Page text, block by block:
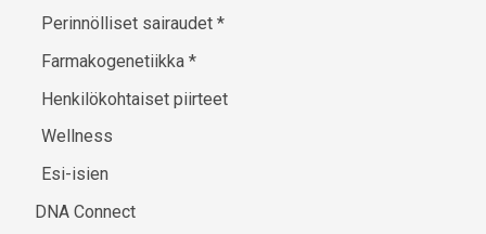
Perinnölliset sairaudet*
Farmakogenetiikka*
Henkilökohtaiset piirteet
Wellness
Esi-isien
DNA Connect